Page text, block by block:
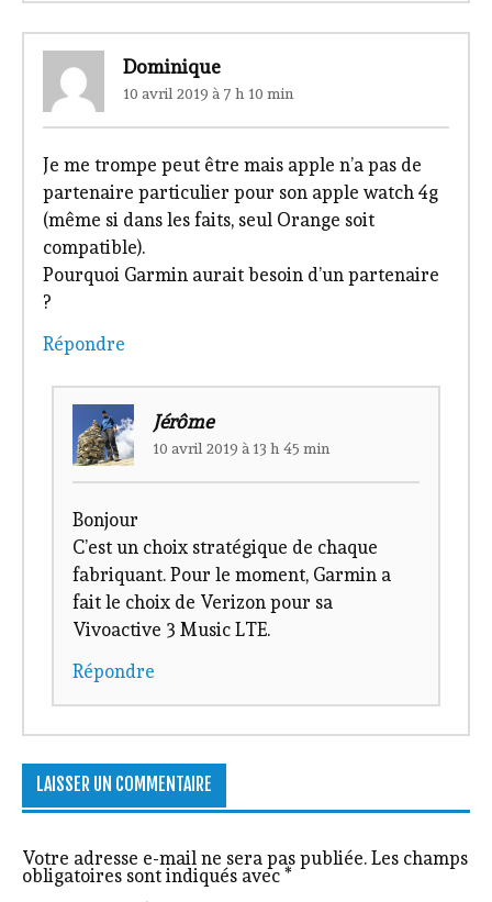
Dominique
10 avril 2019 à 7 h 10 min
Je me trompe peut être mais apple n’a pas de
partenaire particulier pour son apple watch 4g
(même si dans les faits, seul Orange soit
compatible).
Pourquoi Garmin aurait besoin d’un partenaire
?
Répondre
Jérôme
10 avril 2019 à 13 h 45 min
Bonjour
C’est un choix stratégique de chaque
fabriquant. Pour le moment, Garmin a
fait le choix de Verizon pour sa
Vivoactive 3 Music LTE.
Répondre
LAISSER UN COMMENTAIRE
Votre adresse e-mail ne sera pas publiée. Les champs
obligatoires sont indiqués avec*